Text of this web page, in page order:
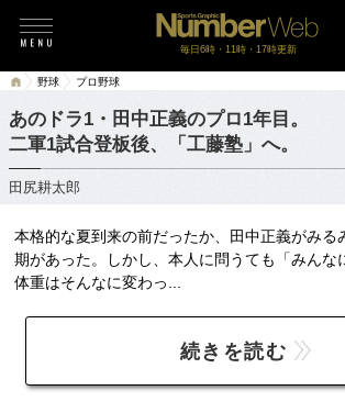
毎日6時・11時・17時更新
野球 プロ野球
あのドラ1・田中正義のプロ1年目。
二軍1試合登板後、「工藤塾」へ。
田尻耕太郎
本格的な夏到来の前だったか、田中正義がみる
期があった。しかし、本人に問うても「みんな
体重はそんなに変わっ...
続きを読む